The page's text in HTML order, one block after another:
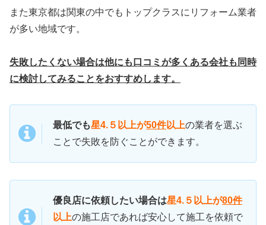
また東京都は関東の中でもトップクラスにリフォーム業者
が多い地域です。
失敗したくない場合は他にも口コミが多くある会社も同時
に検討してみることをおすすめします。
最低でも星4.５以上が50件以上の業者を選ぶ
ことで失敗を防ぐことができます。
優良店に依頼したい場合は星4.５以上が80件
以上の施工店であれば安心して施工を依頼で